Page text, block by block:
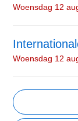
Woensdag 12
Woensdag 12